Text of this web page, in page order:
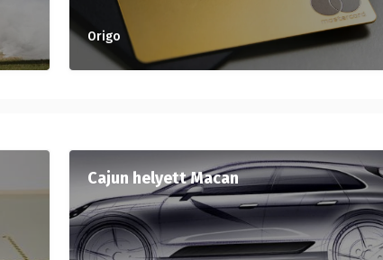
Origo
Cajun helyett Macan